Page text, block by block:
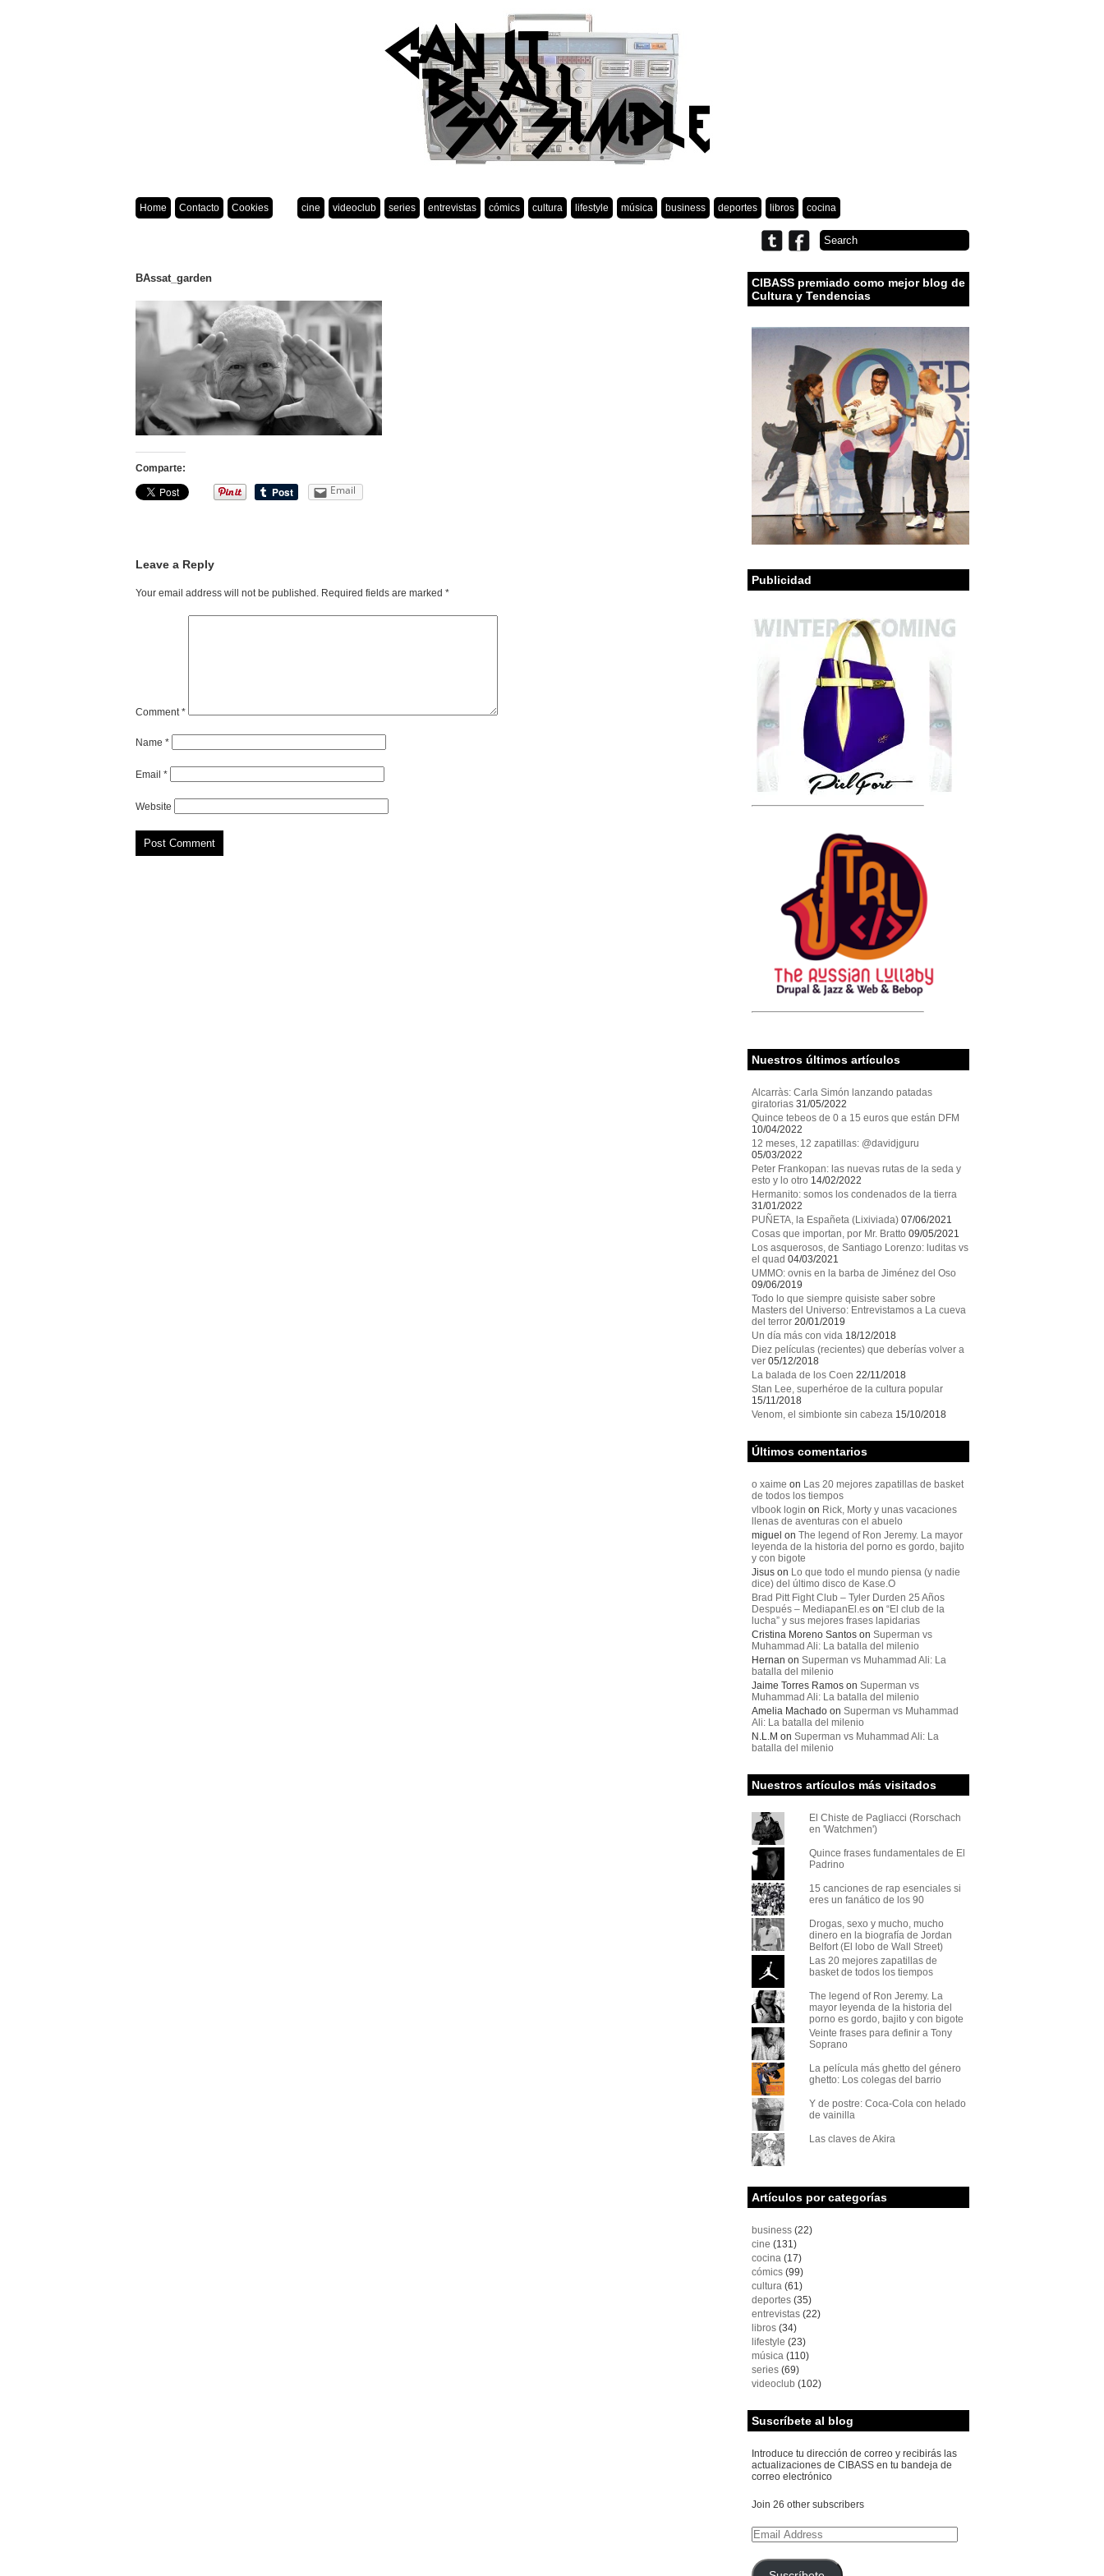
Home Contacto Cookies cine videoclub series entrevistas cómics cultura lifestyle música business deportes libros cocina
BAssat_garden
Comparte:
Email
Leave a Reply
Your email address will not be published. Required fields are marked *
Comment*
Name *
Email *
Website
CIBASS premiado como mejor blog de
Cultura y Tendencias
Publicidad
Nuestros últimos artículos
Alcarràs: Carla Simón lanzando patadas
giratorias 31/05/2022
Quince tebeos de 0 a 15 euros que están DFM
10/04/2022
12 meses, 12 zapatillas: @davidjguru
05/03/2022
Peter Frankopan: las nuevas rutas de la seda y
esto y lo otro 14/02/2022
Hermanito: somos los condenados de la tierra
31/01/2022
PUÑETA, la Españeta (Lixiviada) 07/06/2021
Cosas que importan, por Mr. Bratto 09/05/2021
Los asquerosos, de Santiago Lorenzo: luditas vs
el quad 04/03/2021
UMMO: ovnis en la barba de Jiménez del Oso
09/06/2019
Todo lo que siempre quisiste saber sobre
Masters del Universo: Entrevistamos a La cueva
del terror 20/01/2019
Un día más con vida 18/12/2018
Diez películas (recientes) que deberías volver a
ver 05/12/2018
La balada de los Coen 22/11/2018
Stan Lee, superhéroe de la cultura popular
15/11/2018
Venom, el simbionte sin cabeza 15/10/2018
Últimos comentarios
o xaime on Las 20 mejores zapatillas de basket
de todos los tiempos
vlbook login on Rick, Morty y unas vacaciones
llenas de aventuras con el abuelo
miguel on The legend of Ron Jeremy. La mayor
leyenda de la historia del porno es gordo, bajito
y con bigote
Jisuson Lo que todo el mundo piensa (y nadie
dice) del último disco de Kase.O
Brad Pitt Fight Club – Tyler Durden 25 Años
Después – MediapanEl.eson “El club de la
lucha” y sus mejores frases lapidarias
Cristina Moreno Santoson Superman vs
Muhammad Ali: La batalla del milenio
Hernan on Superman vs Muhammad Ali: La
batalla del milenio
Jaime Torres Ramoson Superman vs
Muhammad Ali: La batalla del milenio
Amelia Machadoon Superman vs Muhammad
Ali: La batalla del milenio
N.L.M on Superman vs Muhammad Ali: La
batalla del milenio
Nuestros artículos más visitados
El Chiste de Pagliacci (Rorschach
en 'Watchmen')
Quince frases fundamentales de El
Padrino
15 canciones de rap esenciales si
eres un fanático de los 90
Drogas, sexo y mucho, mucho
dinero en la biografía de Jordan
Belfort (El lobo de Wall Street)
Las 20 mejores zapatillas de
basket de todos los tiempos
The legend of Ron Jeremy. La
mayor leyenda de la historia del
porno es gordo, bajito y con bigote
Veinte frases para definir a Tony
Soprano
La película más ghetto del género
ghetto: Los colegas del barrio
Y de postre: Coca-Cola con helado
de vainilla
Las claves de Akira
Artículos por categorías
business(22)
cine (131)
cocina(17)
cómics(99)
cultura(61)
deportes(35)
entrevistas(22)
libros(34)
lifestyle (23)
música(110)
series(69)
videoclub (102)
Suscríbete al blog
Introduce tu dirección de correo y recibirás las
actualizaciones de CIBASS en tu bandeja de
correo electrónico
Join 26 other subscribers
Email
Address